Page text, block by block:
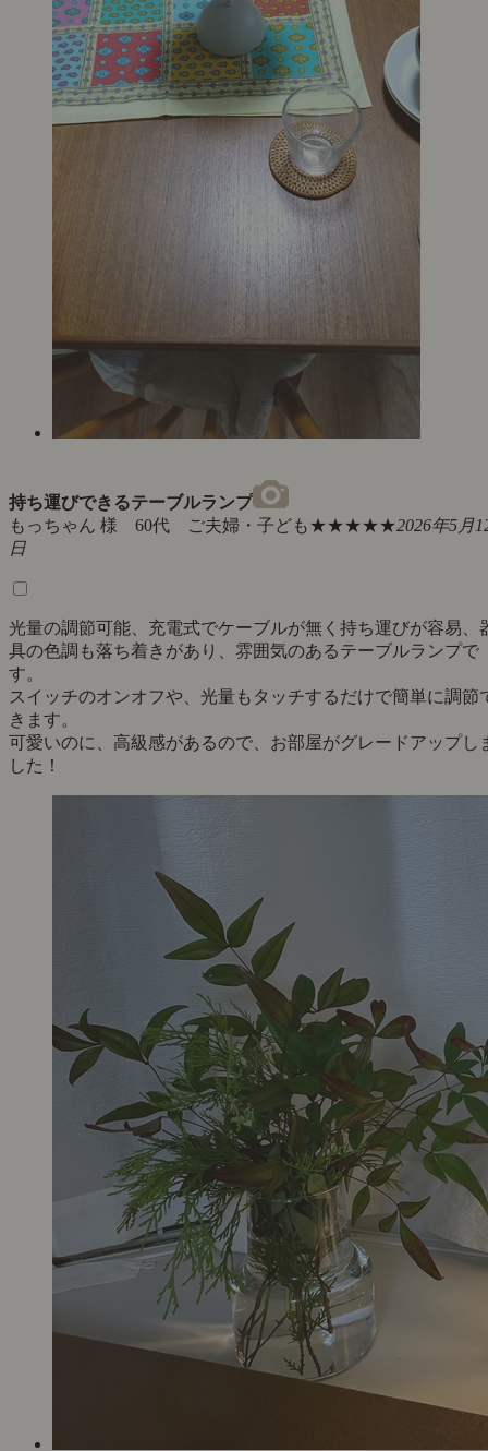
持ち運びできるテーブルランプ
もっちゃん 様 60代 ご夫婦・子ども★★★★★2026年5月
日
光量の調節可能、充電式でケーブルが無く持ち運びが容易、
具の色調も落ち着きがあり、雰囲気のあるテーブルランプで
す。
スイッチのオンオフや、光量もタッチするだけで簡単に調節
きます。
可愛いのに、高級感があるので、お部屋がグレードアップし
した！